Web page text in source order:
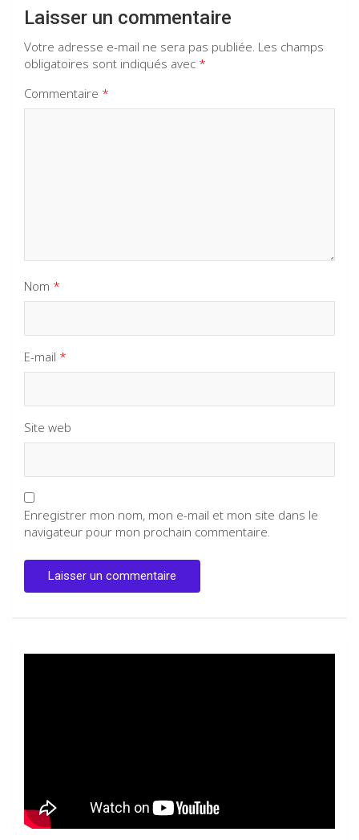
Laisser un commentaire
Votre adresse e-mail ne sera pas publiée. Les champs
obligatoires sont indiqués avec *
Commentaire *
Nom *
E-mail *
Site web
Enregistrer mon nom, mon e-mail et mon site dans le
navigateur pour mon prochain commentaire.